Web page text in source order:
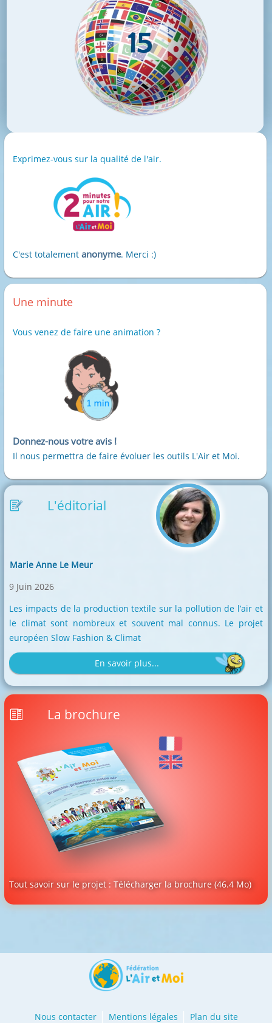
Exprimez-vous sur la qualité de l'air.
C'est totalement anonyme. Merci :)
Une minute
Vous venez de faire une animation ?
Donnez-nous votre avis !
Il nous permettra de faire évoluer les outils L'Air et Moi.
L'éditorial
Marie Anne Le Meur
9 Juin 2026
Les impacts de la production textile sur la pollution de l’air et
le climat sont nombreux et souvent mal connus. Le projet
européen Slow Fashion & Climat
En savoir plus...
Marie
Anne
Le
La brochure
Tout savoir sur le projet : Télécharger la brochure(46.4 Mo)
Nous contacter Mentions légales
Plan du site